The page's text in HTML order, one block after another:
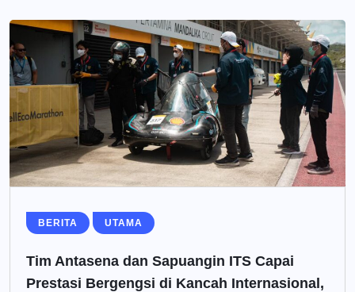
BERITA UTAMA
Tim Antasena dan Sapuangin ITS Capai
Prestasi Bergengsi di Kancah Internasional,